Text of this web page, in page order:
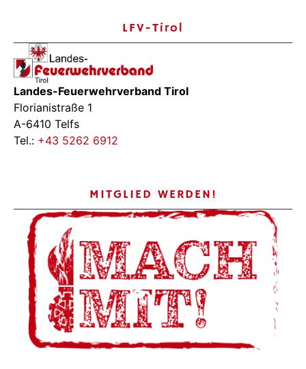
LFV-Tirol
Landes-Feuerwehrverband Tirol
Florianistraße 1
A-6410 Telfs
Tel.: +43 5262 6912
MITGLIED WERDEN!